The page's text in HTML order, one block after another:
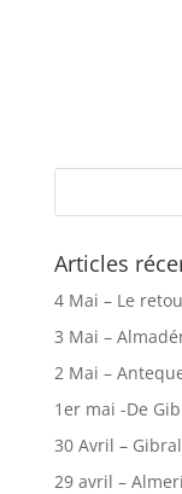
Articles
4 Mai – Le
3 Mai –
2 Mai –
1er mai -De
30 Avril –
29 avril –